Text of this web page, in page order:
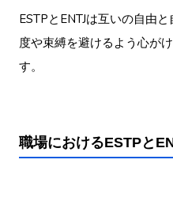
ESTPとENTJは互いの自由
度や束縛を避けるよう心が
す。
職場におけるESTPと